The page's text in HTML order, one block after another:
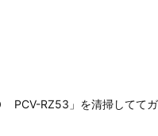
PCV-RZ53」を清掃してて